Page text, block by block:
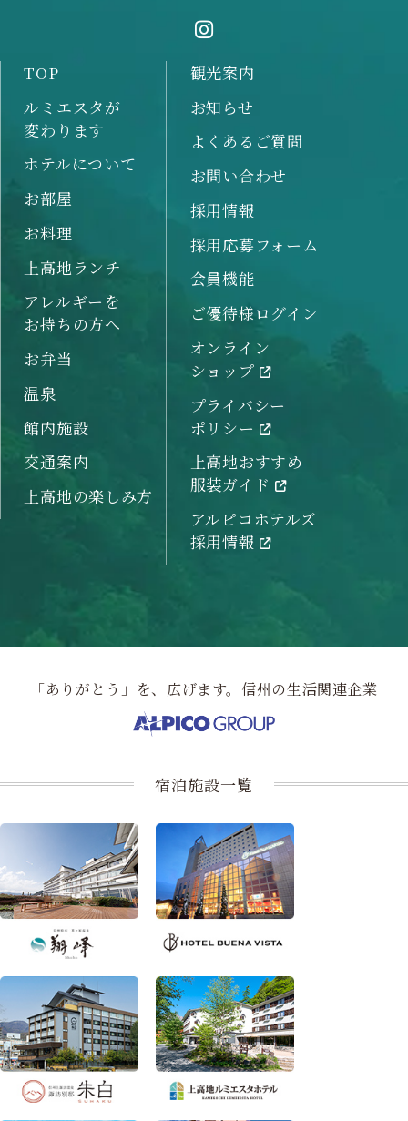
TOP
ルミエスタが
変わります
ホテルについて
お部屋
お料理
上高地ランチ
アレルギーを
お持ちの方へ
お弁当
温泉
館内施設
交通案内
上高地の楽しみ方
観光案内
お知らせ
よくあるご質問
お問い合わせ
採用情報
採用応募フォーム
会員機能
ご優待様ログイン
オンライン
ショップ
プライバシー
ポリシー
上高地おすすめ
服装ガイド
アルピコホテルズ
採用情報
「ありがとう」を、広げます。信州の生活関連企業
宿泊施設一覧